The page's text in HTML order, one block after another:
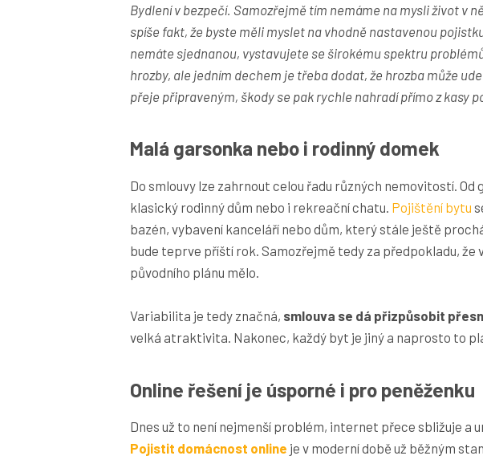
Bydlení v bezpečí. Samozřejmě tím nemáme na mysli život v
spíše fakt, že byste měli myslet na vhodně nastavenou
nemáte sjednanou, vystavujete se širokému spektru
hrozby, ale jedním dechem je třeba dodat, že hrozba může
přeje připraveným, škody se pak rychle nahradí přímo z kasy
Malá garsonka nebo i rodinný domek
Do smlouvy lze zahrnout celou řadu různých nemovitostí. Od
klasický rodinný dům nebo i rekreační chatu. Pojištění bytu
bazén, vybavení kanceláří nebo dům, který stále ještě
bude teprve příští rok. Samozřejmě tedy za předpokladu, že
původního plánu mělo.
Variabilita je tedy značná, smlouva se dá přizpůsobit
velká atraktivita. Nakonec, každý byt je jiný a naprosto to
Online řešení je úsporné i pro peněženku
Dnes už to není nejmenší problém, internet přece sbližuje a
Pojistit domácnost online je v moderní době už běžným